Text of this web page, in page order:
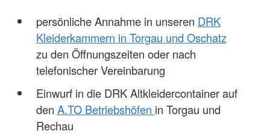
persönliche Annahme in unseren DRK
Kleiderkammern in Torgau und Oschatz
zu den Öffnungszeiten oder nach
telefonischer Vereinbarung
Einwurf in die DRK Altkleidercontainer auf
den A.TO Betriebshöfen in Torgau und
Rechau